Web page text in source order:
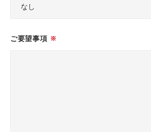
ご要望事項 ※